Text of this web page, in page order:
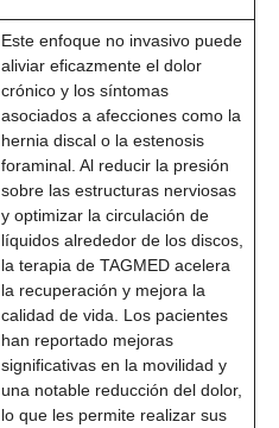
Este enfoque no invasivo puede
aliviar eficazmente el dolor
crónico y los síntomas
asociados a afecciones como la
hernia discal o la estenosis
foraminal. Al reducir la presión
sobre las estructuras nerviosas
y optimizar la circulación de
líquidos alrededor de los discos,
la terapia de TAGMED acelera
la recuperación y mejora la
calidad de vida. Los pacientes
han reportado mejoras
significativas en la movilidad y
una notable reducción del dolor,
lo que les permite realizar sus